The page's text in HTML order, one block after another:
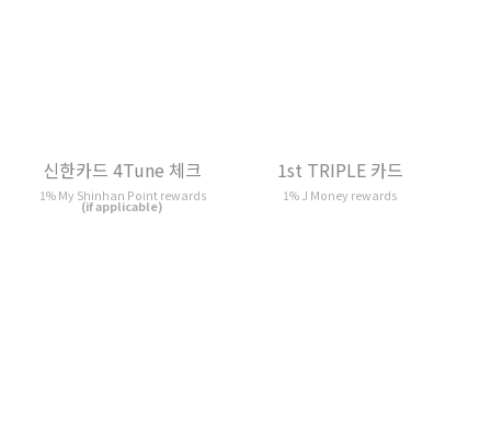
카드의정석 WOWRI
1% Moa Point rewards
(if applicable)
비바 G 플래티늄 체크카드
0.5% Cash back
(if applicable)